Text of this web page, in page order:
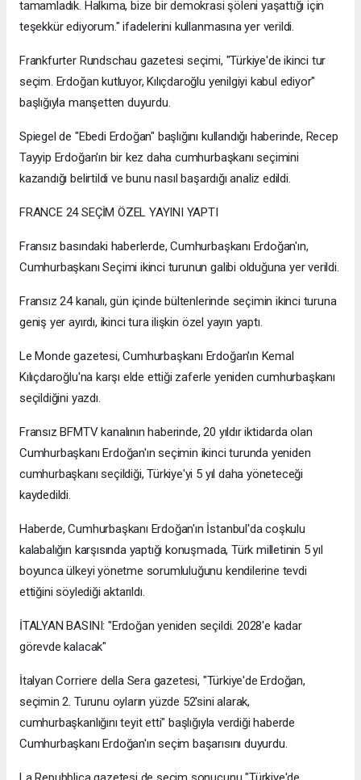
tamamladık. Halkıma, bize bir demokrasi şöleni yaşattığı için
teşekkür ediyorum." ifadelerini kullanmasına yer verildi.
Frankfurter Rundschau gazetesi seçimi, "Türkiye'de ikinci tur
seçim. Erdoğan kutluyor, Kılıçdaroğlu yenilgiyi kabul ediyor"
başlığıyla manşetten duyurdu.
Spiegel de "Ebedi Erdoğan" başlığını kullandığı haberinde, Recep
Tayyip Erdoğan'ın bir kez daha cumhurbaşkanı seçimini
kazandığı belirtildi ve bunu nasıl başardığı analiz edildi.
FRANCE 24 SEÇİM ÖZEL YAYINI YAPTI
Fransız basındaki haberlerde, Cumhurbaşkanı Erdoğan'ın,
Cumhurbaşkanı Seçimi ikinci turunun galibi olduğuna yer verildi.
Fransız 24 kanalı, gün içinde bültenlerinde seçimin ikinci turuna
geniş yer ayırdı, ikinci tura ilişkin özel yayın yaptı.
Le Monde gazetesi, Cumhurbaşkanı Erdoğan'ın Kemal
Kılıçdaroğlu'na karşı elde ettiği zaferle yeniden cumhurbaşkanı
seçildiğini yazdı.
Fransız BFMTV kanalının haberinde, 20 yıldır iktidarda olan
Cumhurbaşkanı Erdoğan'ın seçimin ikinci turunda yeniden
cumhurbaşkanı seçildiği, Türkiye'yi 5 yıl daha yöneteceği
kaydedildi.
Haberde, Cumhurbaşkanı Erdoğan'ın İstanbul'da coşkulu
kalabalığın karşısında yaptığı konuşmada, Türk milletinin 5 yıl
boyunca ülkeyi yönetme sorumluluğunu kendilerine tevdi
ettiğini söylediği aktarıldı.
İTALYAN BASINI: "Erdoğan yeniden seçildi. 2028'e kadar
görevde kalacak"
İtalyan Corriere della Sera gazetesi, "Türkiye'de Erdoğan,
seçimin 2. Turunu oyların yüzde 52'sini alarak,
cumhurbaşkanlığını teyit etti" başlığıyla verdiği haberde
Cumhurbaşkanı Erdoğan'ın seçim başarısını duyurdu.